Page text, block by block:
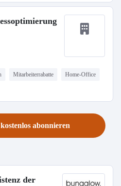
Mitarbeiterrabatte Home-Office
abonnieren
der